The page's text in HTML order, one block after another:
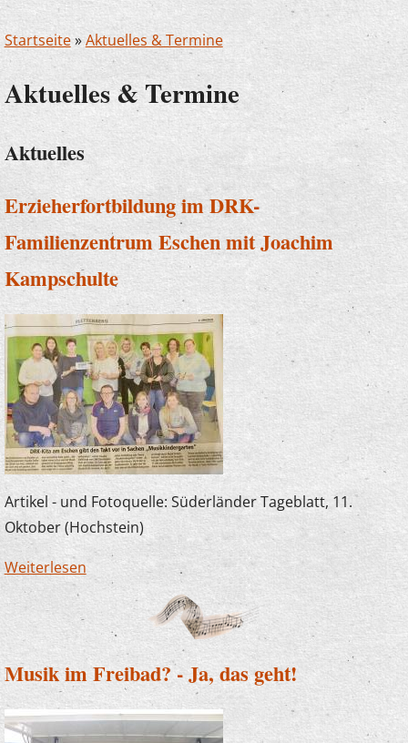
Startseite»Aktuelles & Termine
Aktuelles & Termine
Aktuelles
Erzieherfortbildung im DRK-
Familienzentrum Eschen mit Joachim
Kampschulte
Artikel - und Fotoquelle: Süderländer Tageblatt, 11.
Oktober (Hochstein)
Weiterlesen über Erzieherfortbildung im DRK-
Familienzentrum Eschen mit Joachim
Kampschulte
Musik im Freibad? - Ja, das geht!